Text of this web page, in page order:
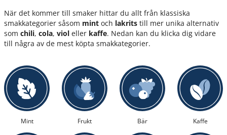
När det kommer till smaker hittar du allt från klassiska
smakkategorier såsom mint och lakrits till mer unika alternativ
som chili, cola, viol eller kaffe. Nedan kan du klicka dig vidare
till några av de mest köpta smakkategorier.
Mint Frukt Bär Kaffe